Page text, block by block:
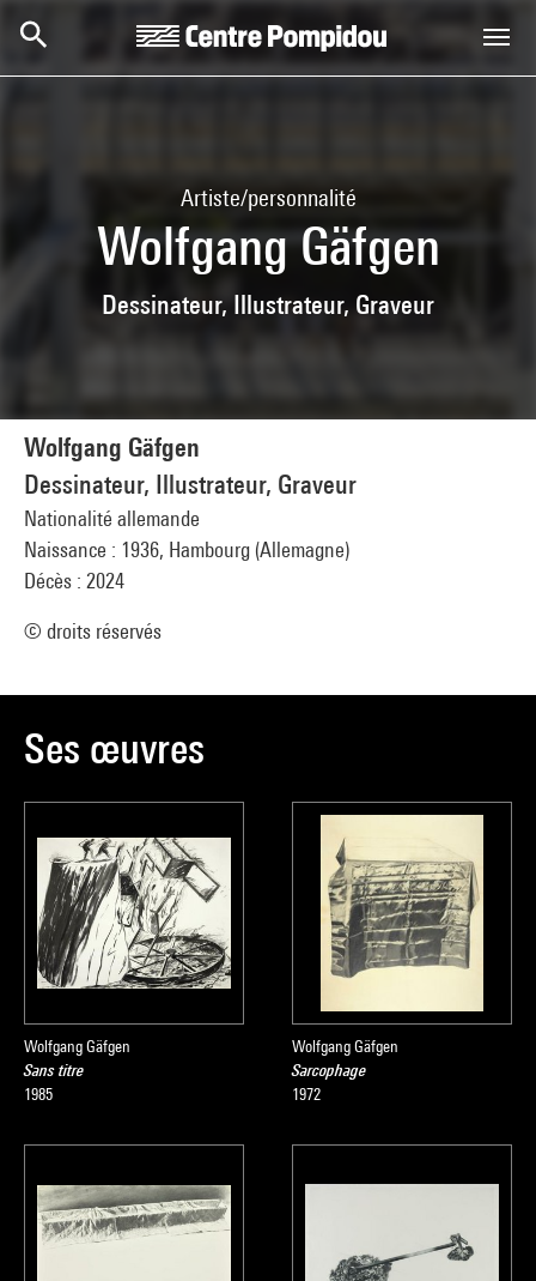
Artiste/personnalité
Wolfgang Gäfgen
Dessinateur, Illustrateur, Graveur
Wolfgang Gäfgen
Dessinateur, Illustrateur, Graveur
Nationalité allemande
Naissance : 1936, Hambourg (Allemagne)
Décès : 2024
© droits réservés
Ses œuvres
Wolfgang Gäfgen
Sans titre
1985
Wolfgang Gäfgen
Sarcophage
1972